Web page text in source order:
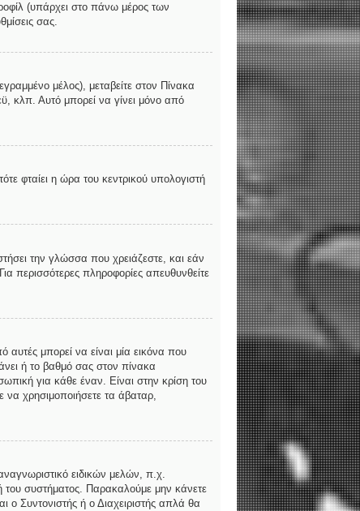
(υπάρχει στο πάνω μέρος των
σας.
μέλος), μεταβείτε στον Πίνακα
κλπ. Αυτό μπορεί να γίνει μόνο από
φταίει η ώρα του κεντρικού υπολογιστή
την γλώσσα που χρειάζεστε, και εάν
περισσότερες πληροφορίες απευθυνθείτε
μπορεί να είναι μία εικόνα που
ή το βαθμό σας στον πίνακα
για κάθε έναν. Είναι στην κρίση του
να χρησιμοποιήσετε τα άβαταρ,
ειδικών μελών, π.χ.
του συστήματος. Παρακαλούμε μην κάνετε
ο Συντονιστής ή ο Διαχειριστής απλά θα